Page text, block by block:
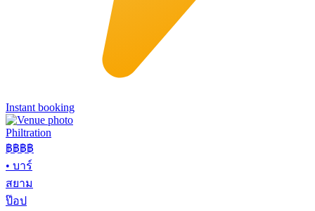
Instant booking
Philtration
฿฿฿฿
• บาร์
สยาม
ป๊อป